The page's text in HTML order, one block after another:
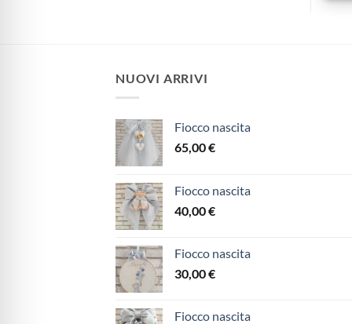
NUOVI ARRIVI
Fiocco nascita
65,00€
Fiocco nascita
40,00€
Fiocco nascita
30,00€
Fiocco nascita